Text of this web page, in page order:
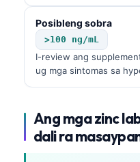
Posibleng sobra
>100 ng/mL
I-review ang
ug mga sintomas sa
Ang mga zinc
dali raAzərbaycan dili
Čeština
ქართული